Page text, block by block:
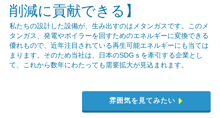
削減に貢献できる】
私たちの設計した設備が、生み出すのはメタンガスです。このメ
タンガス、発電やボイラーを回すためのエネルギーに変換できる
優れもので、近年注目されている再生可能エネルギーにも当ては
まります。そのため当社は、日本のSDGｓを牽引する企業とし
て、これから数年にわたっても需要拡大が見込まれます。
雰囲気を見てみたい